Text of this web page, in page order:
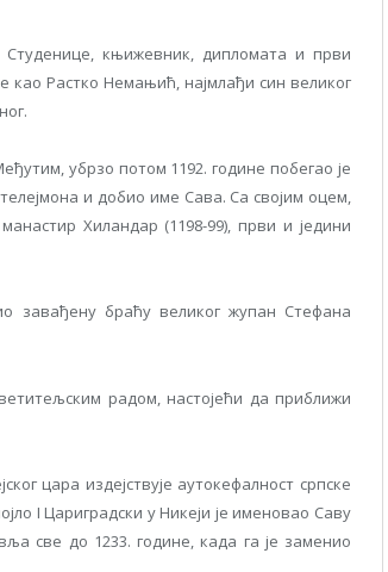
књижевник, дипломата и први
као Растко Немањић, најмлађи син великог
убрзо потом 1192. године побегао је
и добио име Сава. Са својим оцем,
Хиландар (1198-99), први и једини
завађену браћу великог жупан Стефана
радом, настојећи да приближи
цара издејствује аутокефалност српске
I Цариградски у Никеји је именовао Саву
све до 1233. године, када га је заменио